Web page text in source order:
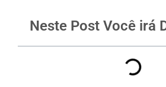
Neste Post Você irá